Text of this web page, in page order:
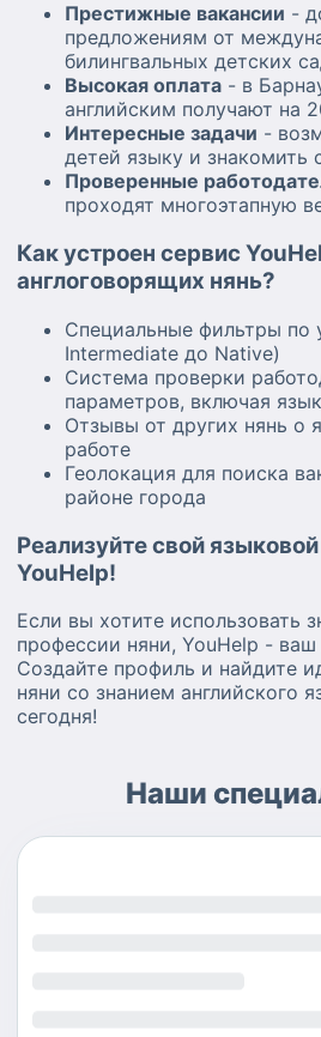
Престижные вакансии -
предложениям от
билингвальных детских
Высокая оплата - в
английским получают на
Интересные задачи -
детей языку и знакомить
Проверенные
проходят многоэтапную
Как устроен сервис
англоговорящих нянь?
Специальные фильтры по
Intermediate до Native)
Система проверки
параметров, включая
Отзывы от других нянь о
работе
Геолокация для поиска
районе города
Реализуйте свой
YouHelp!
Если вы хотите использовать
профессии няни, YouHelp -
Создайте профиль и найдите
няни со знанием английского
сегодня!
Наши